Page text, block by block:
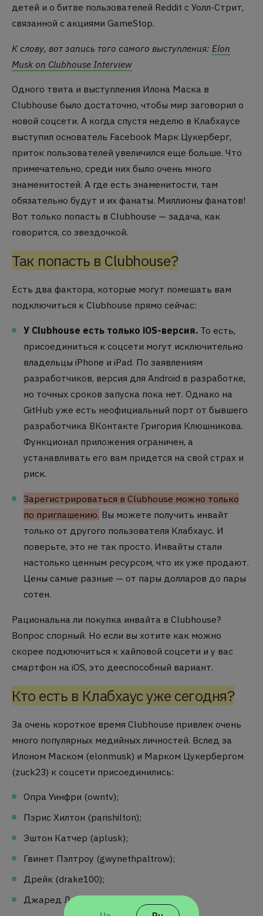
детей и о битве пользователей Reddit с Уолл-Стрит,
связанной с акциями GameStop.
К слову, вот запись того самого выступления: Elon
Musk on Clubhouse Interview
Одного твита и выступления Илона Маска в
Clubhouse было достаточно, чтобы мир заговорил о
новой соцсети. А когда спустя неделю в Клабхаусе
выступил основатель Facebook Марк Цукерберг,
приток пользователей увеличился еще больше. Что
примечательно, среди них было очень много
знаменитостей. А где есть знаменитости, там
обязательно будут и их фанаты. Миллионы фанатов!
Вот только попасть в Clubhouse — задача, как
говорится, со звездочкой.
Так попасть в Clubhouse?
Есть два фактора, которые могут помешать вам
подключиться к Clubhouse прямо сейчас:
У Clubhouse есть только iOS-версия. То есть,
присоединиться к соцсети могут исключительно
владельцы iPhone и iPad. По заявлениям
разработчиков, версия для Android в разработке,
но точных сроков запуска пока нет. Однако на
GitHub уже есть неофициальный порт от бывшего
разработчика ВКонтакте Григория Клюшникова.
Функционал приложения ограничен, а
устанавливать его вам придется на свой страх и
риск.
Зарегистрироваться в Clubhouse можно только
по приглашению. Вы можете получить инвайт
только от другого пользователя Клабхаус. И
поверьте, это не так просто. Инвайты стали
настолько ценным ресурсом, что их уже продают.
Цены самые разные — от пары долларов до пары
сотен.
Рациональна ли покупка инвайта в Clubhouse?
Вопрос спорный. Но если вы хотите как можно
скорее подключиться к хайповой соцсети и у вас
смартфон на iOS, это дееспособный вариант.
Кто есть в Клабхаус уже сегодня?
За очень короткое время Clubhouse привлек очень
много популярных медийных личностей. Вслед за
Илоном Маском (elonmusk) и Марком Цукербергом
(zuck23) к соцсети присоединились:
Опра Уинфри (owntv);
Пэрис Хилтон (parishilton);
Эштон Катчер (aplusk);
Гвинет Пэлтроу (gwynethpaltrow);
Дрейк (drake100);
Джаред Лето (jaredleto) и другие.